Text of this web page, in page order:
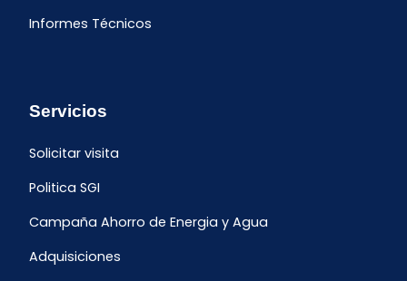
Informes Técnicos
Servicios
Solicitar visita
Politica SGI
Campaña Ahorro de Energia y Agua
Adquisiciones